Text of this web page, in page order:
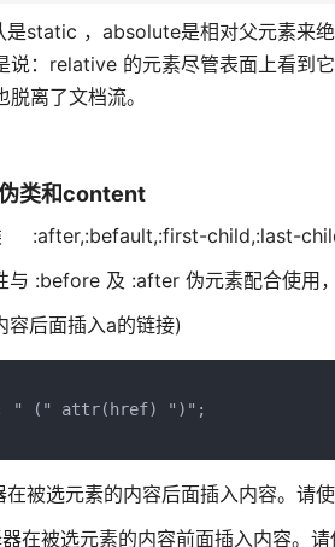
static ，absolute是相对父元素来
说：relative 的元素尽管表面上看到
脱离了文档流。
类和content
:after,:befault,:first-child,:last-
:before 及 :after 伪元素配合使用，
容后面插入a的链接)
" (" attr(href) ")";
被选元素的内容后面插入内容。请
在被选元素的内容前面插入内容。